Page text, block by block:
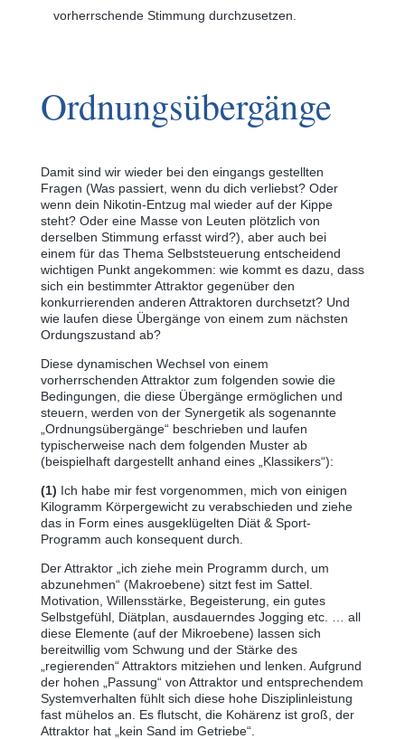
vorherrschende Stimmung durchzusetzen.
Ordnungsübergänge
Damit sind wir wieder bei den eingangs gestellten
Fragen (Was passiert, wenn du dich verliebst? Oder
wenn dein Nikotin-Entzug mal wieder auf der Kippe
steht? Oder eine Masse von Leuten plötzlich von
derselben Stimmung erfasst wird?), aber auch bei
einem für das Thema Selbststeuerung entscheidend
wichtigen Punkt angekommen: wie kommt es dazu, dass
sich ein bestimmter Attraktor gegenüber den
konkurrierenden anderen Attraktoren durchsetzt? Und
wie laufen diese Übergänge von einem zum nächsten
Ordungszustand ab?
Diese dynamischen Wechsel von einem
vorherrschenden Attraktor zum folgenden sowie die
Bedingungen, die diese Übergänge ermöglichen und
steuern, werden von der Synergetik als sogenannte
„Ordnungsübergänge“ beschrieben und laufen
typischerweise nach dem folgenden Muster ab
(beispielhaft dargestellt anhand eines „Klassikers“):
(1) Ich habe mir fest vorgenommen, mich von einigen
Kilogramm Körpergewicht zu verabschieden und ziehe
das in Form eines ausgeklügelten Diät & Sport-
Programm auch konsequent durch.
Der Attraktor „ich ziehe mein Programm durch, um
abzunehmen“ (Makroebene) sitzt fest im Sattel.
Motivation, Willensstärke, Begeisterung, ein gutes
Selbstgefühl, Diätplan, ausdauerndes Jogging etc. … all
diese Elemente (auf der Mikroebene) lassen sich
bereitwillig vom Schwung und der Stärke des
„regierenden“ Attraktors mitziehen und lenken. Aufgrund
der hohen „Passung“ von Attraktor und entsprechendem
Systemverhalten fühlt sich diese hohe Disziplinleistung
fast mühelos an. Es flutscht, die Kohärenz ist groß, der
Attraktor hat „kein Sand im Getriebe“.